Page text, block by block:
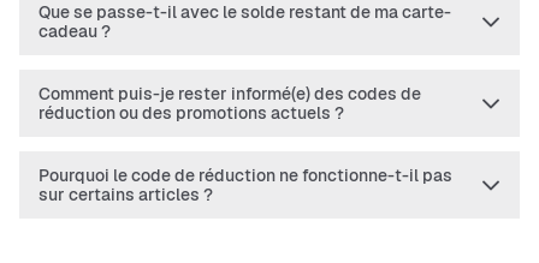
Que se passe-t-il avec le solde restant de ma carte-
cadeau ?
Comment puis-je rester informé(e) des codes de
réduction ou des promotions actuels ?
Pourquoi le code de réduction ne fonctionne-t-il pas
sur certains articles ?